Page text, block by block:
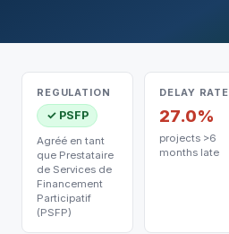
REGULATION
✓ PSFP
Agréé en tant
que Prestataire
de Services de
Financement
Participatif
(PSFP)
DELAY RATE
27.0%
projects >6
months late